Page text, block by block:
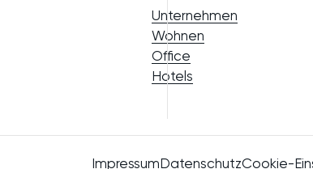
Unternehmen
Wohnen
Office
Hotels
ImpressumDatenschutzCookie-